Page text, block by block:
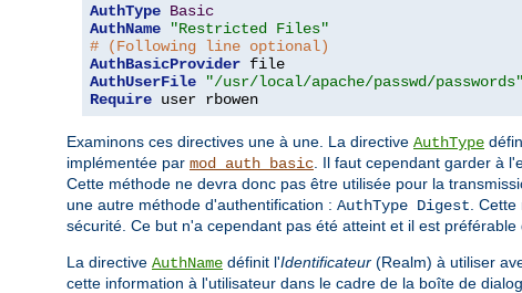
AuthType Basic
AuthName
"Restricted Files"
# (Following line optional)
AuthBasicProvider
AuthUserFile
"/usr/local/apache/passwd/passwords"
Require user rbowen
Examinons ces directives une à une. La directive AuthType
implémentée par mod_auth_basic . Il faut cependant garder à
Cette méthode ne devra donc pas être utilisée pour la
une autre méthode d'authentification : AuthType Digest .
sécurité. Ce but n'a cependant pas été atteint et il est
La directive AuthName définit l'Identificateur (Realm) à utiliser
cette information à l'utilisateur dans le cadre de la boîte de